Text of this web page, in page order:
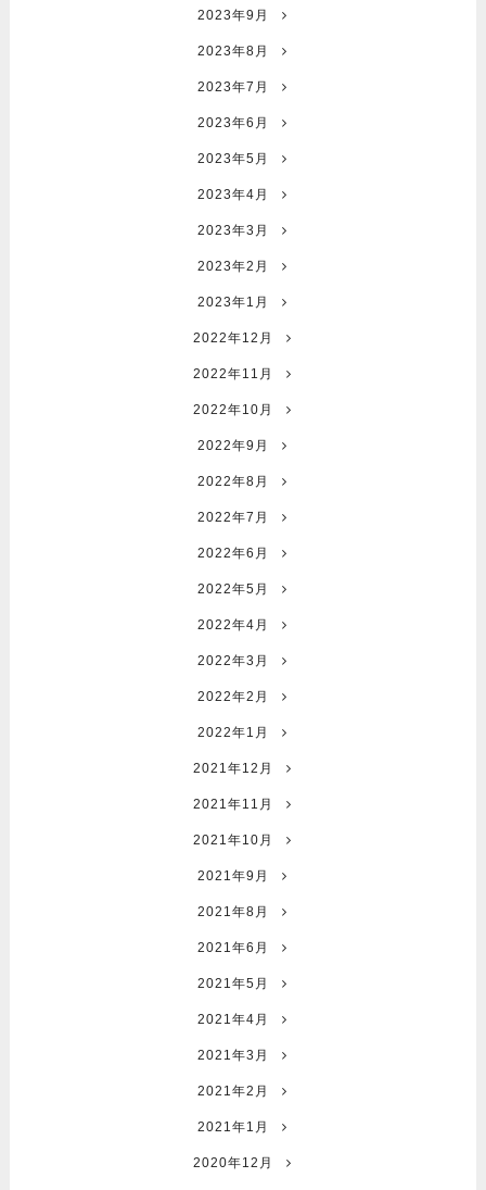
2023年9月
2023年8月
2023年7月
2023年6月
2023年5月
2023年4月
2023年3月
2023年2月
2023年1月
2022年12月
2022年11月
2022年10月
2022年9月
2022年8月
2022年7月
2022年6月
2022年5月
2022年4月
2022年3月
2022年2月
2022年1月
2021年12月
2021年11月
2021年10月
2021年9月
2021年8月
2021年6月
2021年5月
2021年4月
2021年3月
2021年2月
2021年1月
2020年12月